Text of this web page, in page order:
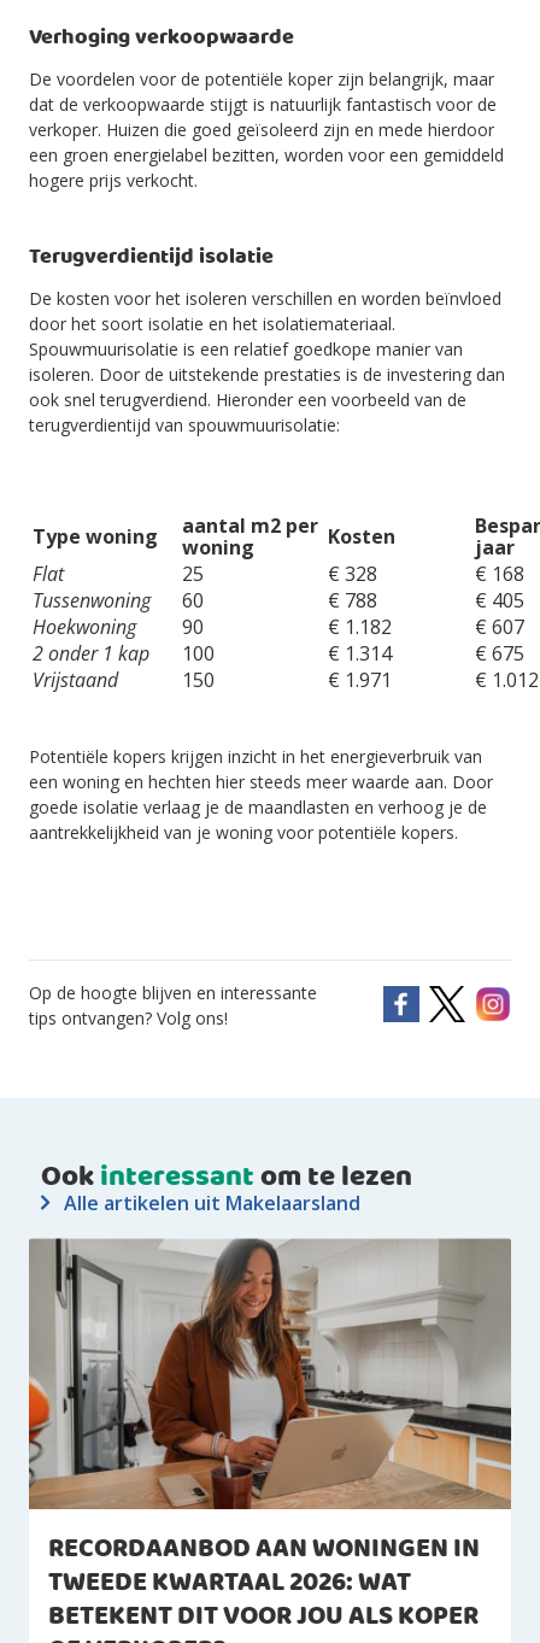
Verhoging verkoopwaarde
De voordelen voor de potentiële koper zijn belangrijk, maar
dat de verkoopwaarde stijgt is natuurlijk fantastisch voor de
verkoper. Huizen die goed geïsoleerd zijn en mede hierdoor
een groen energielabel bezitten, worden voor een gemiddeld
hogere prijs verkocht.
Terugverdientijd isolatie
De kosten voor het isoleren verschillen en worden beïnvloed
door het soort isolatie en het isolatiemateriaal.
Spouwmuurisolatie is een relatief goedkope manier van
isoleren. Door de uitstekende prestaties is de investering dan
ook snel terugverdiend. Hieronder een voorbeeld van de
terugverdientijd van spouwmuurisolatie:
Type woning
aantal m2 per
woning
Kosten
jaar
Flat
25 € 328
€ 168
Tussenwoning
60 € 788
€ 405
Hoekwoning
90 € 1.182
€ 607
2 onder 1 kap
100 € 1.314
€ 675
Vrijstaand
150 € 1.971 € 1.012
Potentiële kopers krijgen inzicht in het energieverbruik van
een woning en hechten hier steeds meer waarde aan. Door
goede isolatie verlaag je de maandlasten en verhoog je de
aantrekkelijkheid van je woning voor potentiële kopers.
Op de hoogte blijven en interessante
tips ontvangen? Volg ons!
Ookinteressantom te lezen
Alle artikelen uit Makelaarsland
RECORDAANBOD AAN WONINGEN IN
TWEEDE KWARTAAL 2026: WAT
BETEKENT DIT VOOR JOU ALS KOPER